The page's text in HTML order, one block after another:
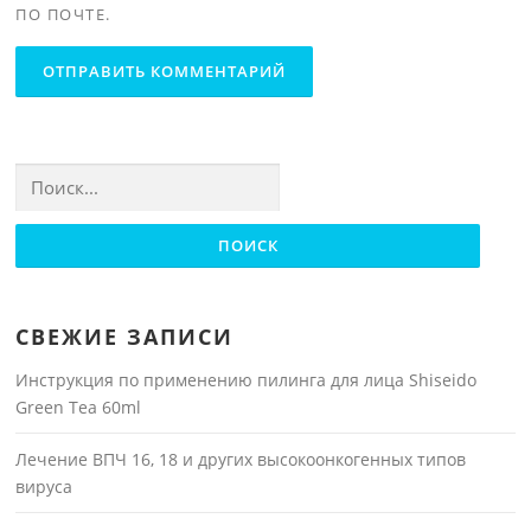
ПО ПОЧТЕ.
СВЕЖИЕ ЗАПИСИ
Инструкция по применению пилинга для лица Shiseido
Green Tea 60ml
Лечение ВПЧ 16, 18 и других высокоонкогенных типов
вируса